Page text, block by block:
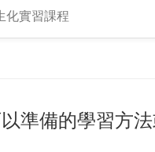
化實習課程
準備的學習方